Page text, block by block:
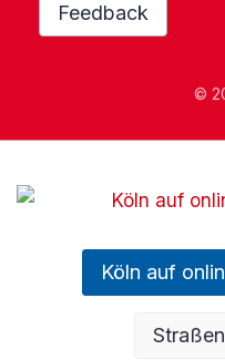
Feedback
©
Köln auf